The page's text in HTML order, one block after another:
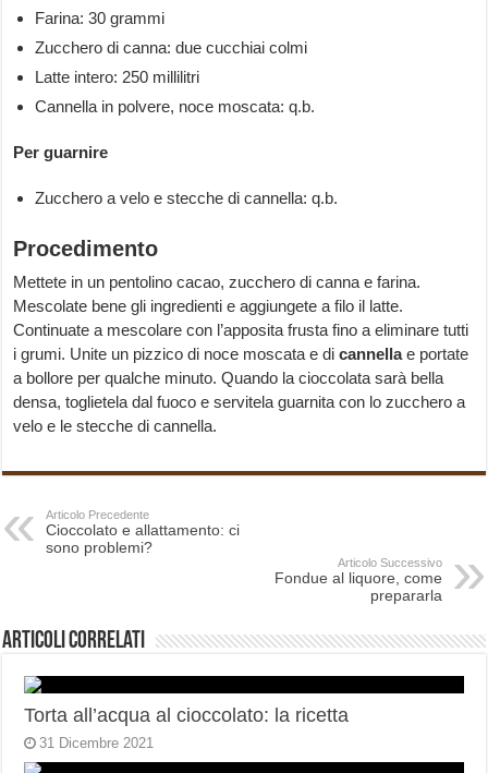
Farina: 30 grammi
Zucchero di canna: due cucchiai colmi
Latte intero: 250 millilitri
Cannella in polvere, noce moscata: q.b.
Per guarnire
Zucchero a velo e stecche di cannella: q.b.
Procedimento
Mettete in un pentolino cacao, zucchero di canna e farina.
Mescolate bene gli ingredienti e aggiungete a filo il latte.
Continuate a mescolare con l’apposita frusta fino a eliminare tutti
i grumi. Unite un pizzico di noce moscata e dicannellae portate
a bollore per qualche minuto. Quando la cioccolata sarà bella
densa, toglietela dal fuoco e servitela guarnita con lo zucchero a
velo e le stecche di cannella.
Articolo Precedente
Cioccolato e allattamento: ci
sono problemi?
Articolo Successivo
Fondue al liquore, come
prepararla
Articoli correlati
Torta all’acqua al cioccolato: la ricetta
31 Dicembre 2021